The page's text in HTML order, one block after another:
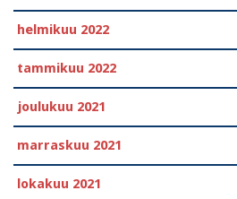
helmikuu 2022
tammikuu 2022
joulukuu 2021
marraskuu 2021
lokakuu 2021